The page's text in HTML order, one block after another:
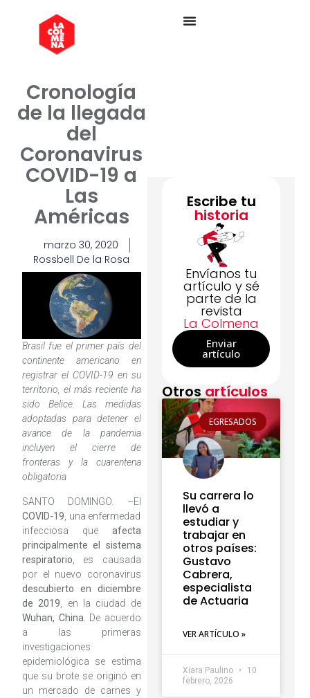
Cronología
de la llegada
del
Coronavirus
COVID-19 a
Las
Américas
marzo 30, 2020
Rossbell De la Rosa
Brasil fue el primer país del
continente americano en
registrar el COVID-19 en su
territorio, el más reciente ha
sido Belice. Las medidas
adoptadas para detener el
avance de la pandemia
incluyen el cierre de
fronteras y la cuarentena
obligatoria
SANTO DOMINGO. –El
COVID-19 , una enfermedad
infecciosa que afecta
principalmente el sistema
respiratorio , es causada
por el nuevo coronavirus
descubierto en diciembre
de 2019 , en la ciudad de
Wuhan, China . De acuerdo
a las primeras
investigaciones
epidemiológica se estima
que su brote se originó en
un mercado de carnes y
Escribe tu
historia
Envíanos tu
artículo y sé
parte de la
revista
La Colmena
Enviar
artículo
Otros artículos
EGRESADOS
Su carrera lo
llevó a
estudiar y
trabajar en
otros países:
Gustavo
Cabrera,
especialista
de Actuaria
VER ARTÍCULO »
Xiara Paulino
10
febrero, 2026